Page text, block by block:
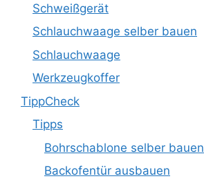
Schweißgerät
Schlauchwaage selber bauen
Schlauchwaage
Werkzeugkoffer
TippCheck
Tipps
Bohrschablone selber bauen
Backofentür ausbauen